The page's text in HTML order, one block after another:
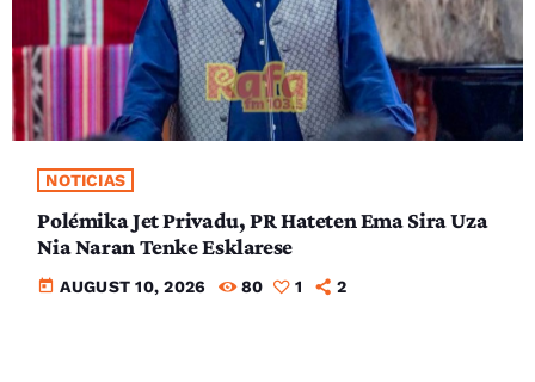
NOTICIAS
Polémika Jet Privadu, PR Hateten Ema Sira Uza
Nia Naran Tenke Esklarese
today AUGUST 10, 2026 80 1 2